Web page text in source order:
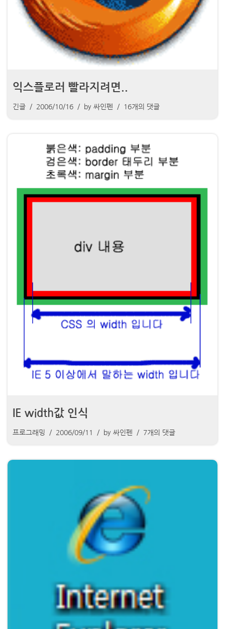
익스플로러 빨라지려면..
긴글 2006/10/16 by 싸인펜 16개의 댓글
IE width값 인식
프로그래밍 2006/09/11 by 싸인펜 7개의 댓글